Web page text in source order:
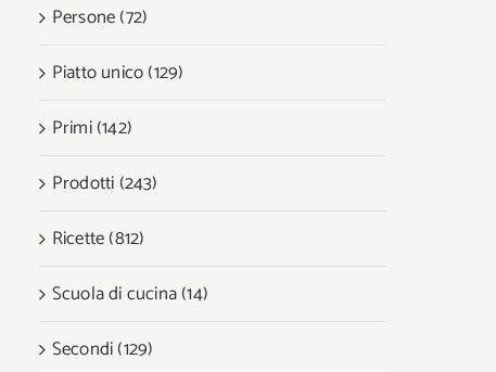
Persone (72)
Piatto unico (129)
Primi (142)
Prodotti (243)
Ricette (812)
Scuola di cucina (14)
Secondi (129)